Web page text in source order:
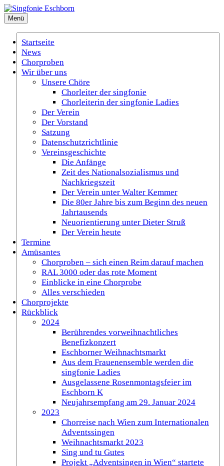
Zum
Inhalt
springen
Singfonie Eschborn
(Gemischter Chor Eschborn e.V.)
Menü
Startseite
News
Chorproben
Wir über uns
Unsere Chöre
Chorleiter der singfonie
Chorleiterin der singfonie Ladies
Der Verein
Der Vorstand
Satzung
Datenschutzrichtlinie
Vereinsgeschichte
Die Anfänge
Zeit des Nationalsozialismus und
Nachkriegszeit
Der Verein unter Walter Kemmer
Die 80er Jahre bis zum Beginn des neuen
Jahrtausends
Neuorientierung unter Dieter Struß
Der Verein heute
Termine
Amüsantes
Chorproben – sich einen Reim darauf machen
RAL 3000 oder das rote Moment
Einblicke in eine Chorprobe
Alles verschieden
Chorprojekte
Rückblick
2024
Berührendes vorweihnachtliches
Benefizkonzert
Eschborner Weihnachtsmarkt
Aus dem Frauenensemble werden die
singfonie Ladies
Ausgelassene Rosenmontagsfeier im
Eschborn K
Neujahrsempfang am 29. Januar 2024
2023
Chorreise nach Wien zum Internationalen
Adventssingen
Weihnachtsmarkt 2023
Sing und tu Gutes
Projekt „Adventsingen in Wien“ startete